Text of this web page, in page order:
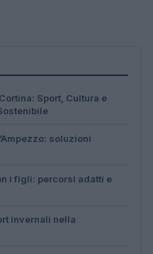
Sport, Cultura e
soluzioni
i figli: percorsi adatti e
invernali nella